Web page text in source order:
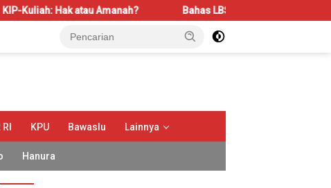
Amanah? Bahas LBS dan LP2B, REI Kalbar Dorong
RI KPU Bawaslu Lainnya
Hanura